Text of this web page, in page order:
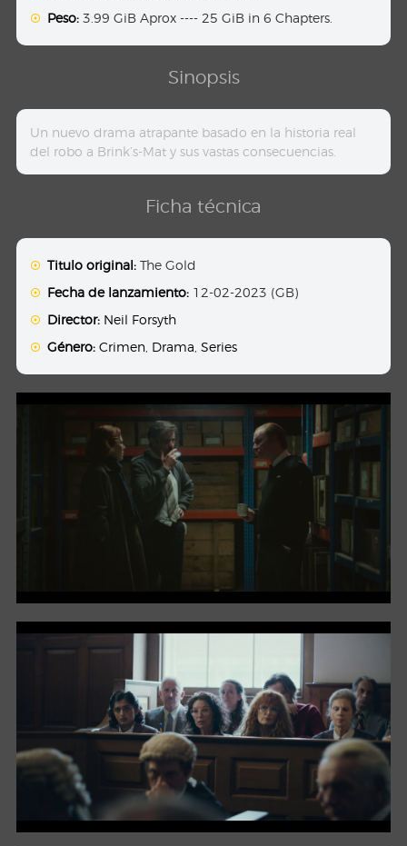
Peso: 3.99 GiB Aprox ---- 25 GiB in 6 Chapters.
Sinopsis
Un nuevo drama atrapante basado en la historia real
del robo a Brink’s-Mat y sus vastas consecuencias.
Ficha técnica
Titulo original: The Gold
Fecha de lanzamiento: 12-02-2023 (GB)
Director: Neil Forsyth
Género: Crimen Drama ,Series